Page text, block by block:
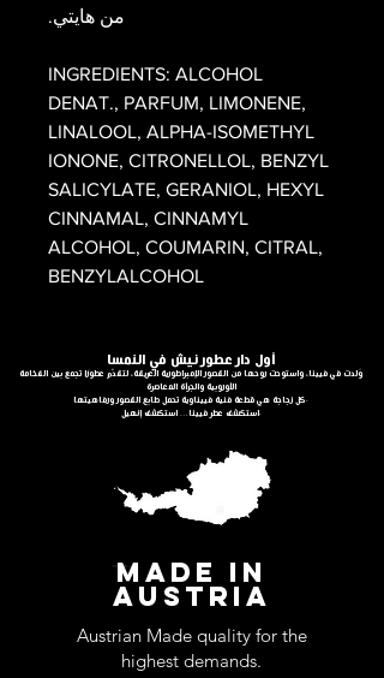
من هايتي.
INGREDIENTS: ALCOHOL
DENAT., PARFUM, LIMONENE,
LINALOOL, ALPHA-ISOMETHYL
IONONE, CITRONELLOL, BENZYL
SALICYLATE, GERANIOL, HEXYL
CINNAMAL, CINNAMYL
ALCOHOL, COUMARIN, CITRAL,
BENZYLALCOHOL
أول دار عطور نيش في النمسا
وُلدت في فيينا، واستوحت روحها من القصور الإمبراطورية العريقة، لتقدّم عطورًا تجمع بين الفخامة
الأوروبية والجرأة المعاصرة
كل زجاجة هي قطعة فنية فييناوية تحمل طابع القصور ورفاهيتها.
استكشف عطر فيينا… استكشف إنهيل.
MADE IN
AUSTRIA
Austrian Made quality for the
highest demands.